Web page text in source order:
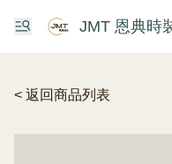
JMT 恩典時
< 返回商品列表